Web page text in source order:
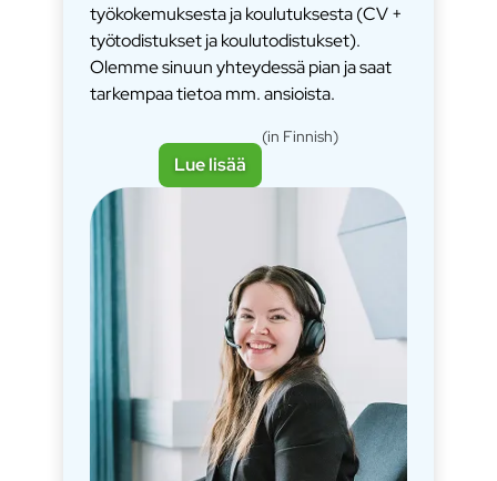
työkokemuksesta ja koulutuksesta (CV +
työtodistukset ja koulutodistukset).
Olemme sinuun yhteydessä pian ja saat
tarkempaa tietoa mm. ansioista.
Lue lisää
(in Finnish)